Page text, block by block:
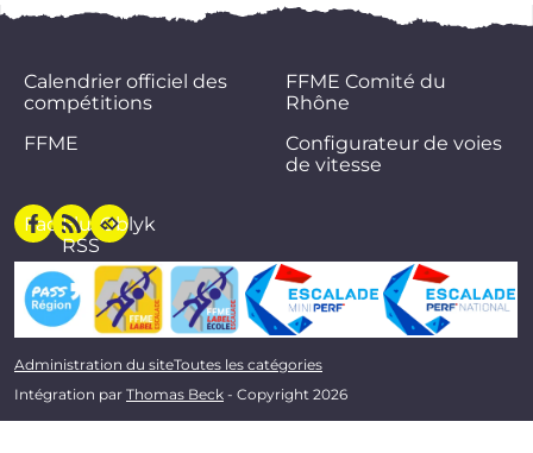
Calendrier officiel des
compétitions
FFME
FFME Comité du
Rhône
Configurateur de voies
de vitesse
Facebook
Flux
RSS
Oblyk
Administration du siteToutes les catégories
Intégration par Thomas Beck - Copyright 2026